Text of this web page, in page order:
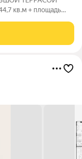
кв.м + площадь
Кухня (7,4 кв.м.);